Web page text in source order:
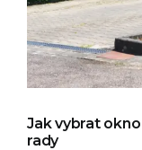
Jak vybrat
rady